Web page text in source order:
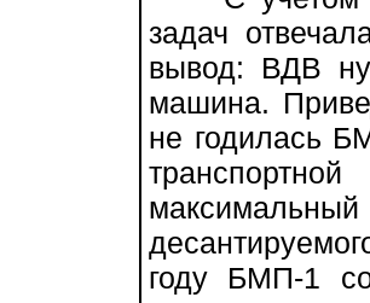
задач
вывод: ВДВ
машина.
не годилась
максимальный
году БМП-1